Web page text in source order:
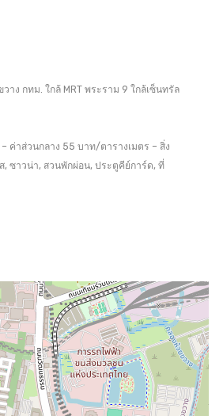
ง กทม. ใกล้ MRT พระราม 9 ใกล้เซ็นทรัล
ค่าส่วนกลาง 55 บาท/ตารางเมตร – สิ่ง
, ซาวน่า, สวนพักผ่อน, ประตูคีย์การ์ด, ที่